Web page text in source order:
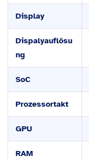
Display
Dispalyauflösu
ng
SoC
Prozessortakt
GPU
RAM